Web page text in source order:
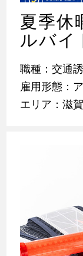
夏季休
ルバイ
職種：交通
雇用形態：
エリア：滋